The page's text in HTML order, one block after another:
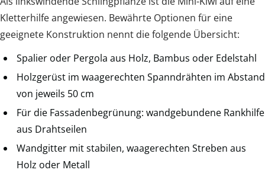
Kletterhilfe angewiesen. Bewährte Optionen für eine
geeignete Konstruktion nennt die folgende Übersicht:
Spalier oder Pergola aus Holz, Bambus oder Edelstahl
Holzgerüst im waagerechten Spanndrähten im Abstand
von jeweils 50 cm
Für die Fassadenbegrünung: wandgebundene Rankhilfe
aus Drahtseilen
Wandgitter mit stabilen, waagerechten Streben aus
Holz oder Metall